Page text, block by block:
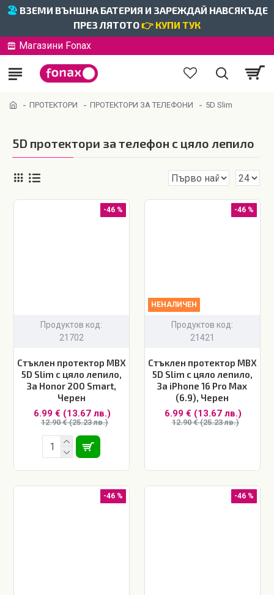
🏖️ ВЗЕМИ ВЪНШНА БАТЕРИЯ И ЗАРЕЖДАЙ НАВСЯКЪДЕ
ПРЕЗ ЛЯТОТО👉 КУПИ ТУК
Магазини Fonax
ПРОТЕКТОРИ ПРОТЕКТОРИ ЗА ТЕЛЕФОНИ 5D Slim
5D протектори за телефон с цяло лепило
-46 %
Продуктов код:
21702
Стъклен протектор MBX
5D Slim с цяло лепило,
За Honor 200 Smart,
Черен
6.99 € (13.67 лв.)
12.90 € (25.23 лв.)
-46 %
НЕНАЛИЧЕН
Продуктов код:
21421
Стъклен протектор MBX
5D Slim с цяло лепило,
За iPhone 16 Pro Max
(6.9), Черен
6.99 € (13.67 лв.)
12.90 € (25.23 лв.)
-46 % -46 %